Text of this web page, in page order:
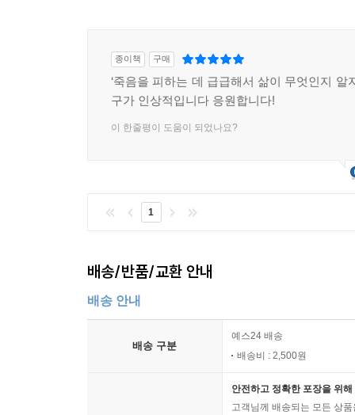
원인 제공자인 청 제국(1618~1924)이다. 그런
이야기가 되어갔다. 그러나 소설이란 원래 그런
것, 차벽 위로 물대포가 솟아오르고 차벽 사이
다가올 때 옆에 함께 앉아 있던 세월호 어머님
전광판 아래로 굴뚝 아래로 행진하던 것을 생각했
생각했다. 그러나 한 개인은 정말로 작고, 그 개
그렇게 쉽게 이길 수 있는 종류가 아니라는 사
잡아주는 사람들이고, 나도 누군가의 손을 잡고
쓰고 싶었다. 그래서 총싸움도 하고 칼싸움도 했
나선정벌은 이후 어떻게 되었느냐면, 1700년
(1636~1637)을 겪고, 삼전도의 굴욕을 겪고 왕
종이책 구매
‘죽음을 피하는 데 급급해서 삶이 무엇인지 알
구가 인상적입니다 응원합니다!
이 한줄평이 도움이 되었나요?
1
배송/반품/교환 안내
배송 안내
배송 구분
예스24 배송
배송비 : 2,500원
안전하고 정확한 포장을 위
고객님께 배송되는 모든 상